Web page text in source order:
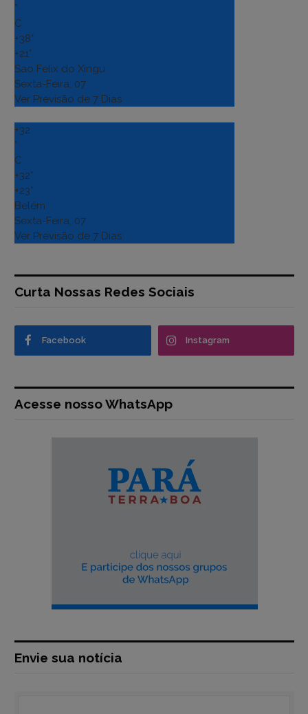
°
C
+38°
+21°
Sao Felix do Xingu
Sexta-Feira, 07
Ver Previsão de 7 Dias
+32
°
C
+32°
+23°
Belém
Sexta-Feira, 07
Ver Previsão de 7 Dias
Curta Nossas Redes Sociais
Facebook Instagram
Acesse nosso WhatsApp
Envie sua notícia